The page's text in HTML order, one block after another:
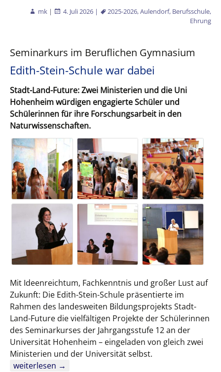
mk | 4. Juli 2026 | 2025-2026,Aulendorf, Berufsschule,
Ehrung
Seminarkurs im Beruflichen Gymnasium
Edith-Stein-Schule war dabei
Stadt-Land-Future: Zwei Ministerien und die Uni
Hohenheim würdigen engagierte Schüler und
Schülerinnen für ihre Forschungsarbeit in den
Naturwissenschaften.
Mit Ideenreichtum, Fachkenntnis und großer Lust auf
Zukunft: Die Edith-Stein-Schule präsentierte im
Rahmen des landesweiten Bildungsprojekts Stadt-
Land-Future die vielfältigen Projekte der Schülerinnen
des Seminarkurses der Jahrgangsstufe 12 an der
Universität Hohenheim – eingeladen von gleich zwei
Ministerien und der Universität selbst.
Edith-Stein-Schule war dabei
weiterlesen →